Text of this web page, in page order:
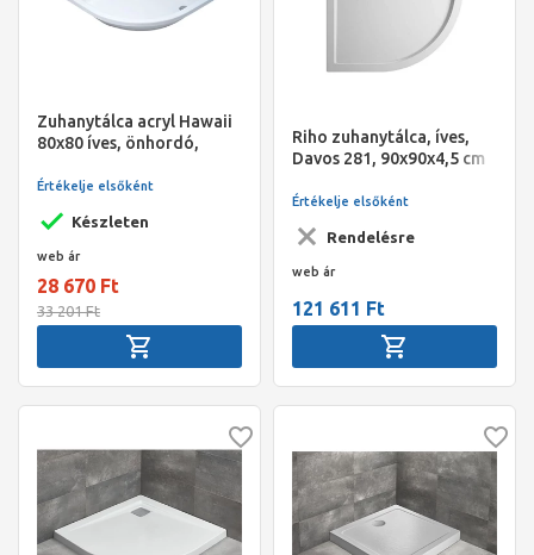
Zuhanytálca acryl Hawaii
80x80 íves, önhordó,
Készleten
Értékelje elsőként
web ár
28 670 Ft
33 201 Ft
Riho zuhanytálca, íves,
Davos 281, 90x90x4,5 cm
tartozék láb+előlap
Rendelésre
Értékelje elsőként
web ár
121 611 Ft